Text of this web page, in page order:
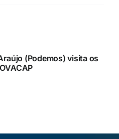
(Podemos) visita os